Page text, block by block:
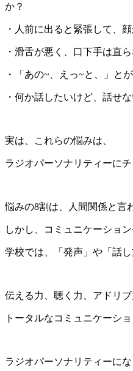
か？
・人前に出ると緊張して、
・滑舌が悪く、口下手は直
・「あの~、えっ~と、」と
・何か話したいけど、話せ
実は、これらの悩みは、
ラジオパーソナリティーに
悩みの8割は、人間関係と言
しかし、コミュニケーショ
学校では、「発声」や「話
伝える力、聴く力、アドリブ
トータルなコミュニケーシ
ラジオパーソナリティーにな